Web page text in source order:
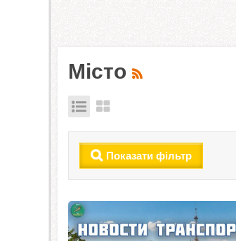
Місто
Показати фільтр